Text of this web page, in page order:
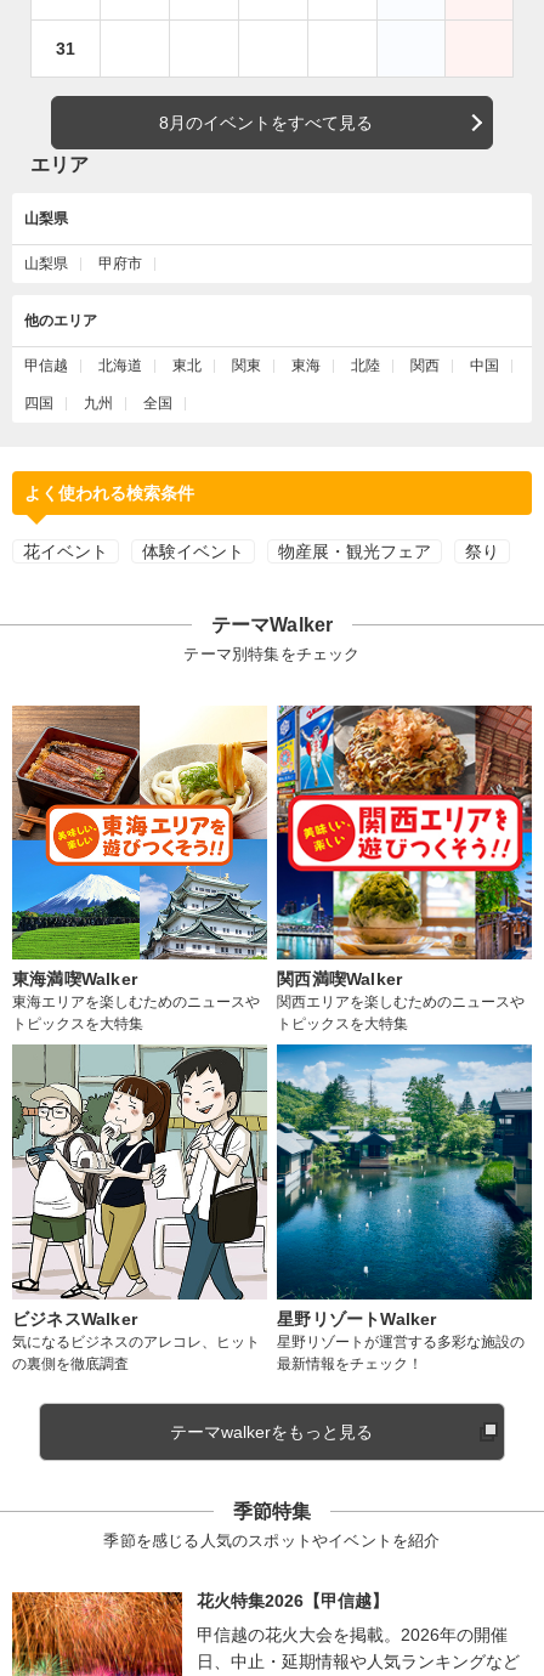
31
8月のイベントをすべて見る
エリア
山梨県
山梨県 甲府市
他のエリア
甲信越 北海道 東北 関東 東海 北陸 関西 中国
四国 九州 全国
よく使われる検索条件
花イベント 体験イベント 物産展・観光フェア 祭り
テーマWalker
テーマ別特集をチェック
東海満喫Walker
東海エリアを楽しむためのニュースや
トピックスを大特集
関西満喫Walker
関西エリアを楽しむためのニュースや
トピックスを大特集
ビジネスWalker
気になるビジネスのアレコレ、ヒット
の裏側を徹底調査
星野リゾートWalker
星野リゾートが運営する多彩な施設の
最新情報をチェック！
テーマwalkerをもっと見る
季節特集
季節を感じる人気のスポットやイベントを紹介
花火特集2026【甲信越】
甲信越の花火大会を掲載。2026年の開催
日、中止・延期情報や人気ランキングなど